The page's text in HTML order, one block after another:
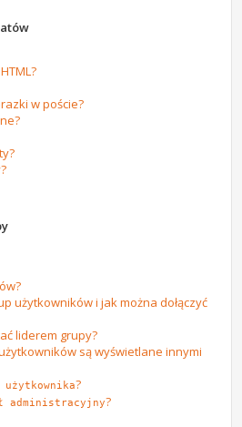
w poście?
użytkowników i jak można dołączyć
liderem grupy?
są wyświetlane innymi
użytkownika?
administracyjny?